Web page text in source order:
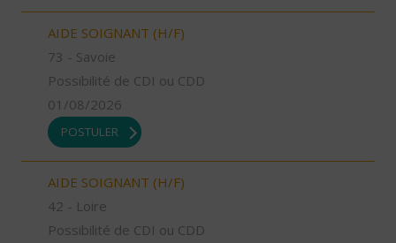
AIDE SOIGNANT (H/F)
73 - Savoie
Possibilité de CDI ou CDD
01/08/2026
POSTULER
AIDE SOIGNANT (H/F)
42 - Loire
Possibilité de CDI ou CDD